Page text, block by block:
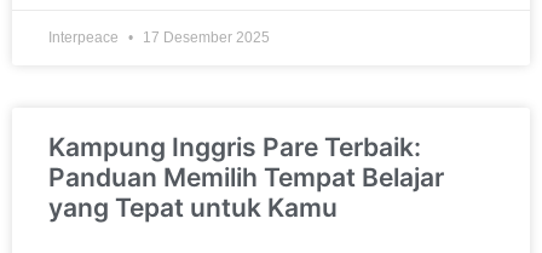
Interpeace 17 Desember 2025
Kampung Inggris Pare Terbaik:
Panduan Memilih Tempat Belajar
yang Tepat untuk Kamu